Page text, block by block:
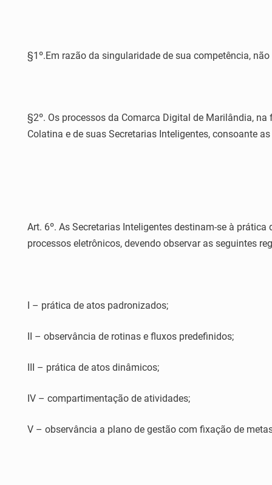
§1º.Em razão da singularidade de sua competência,
§2º. Os processos da Comarca Digital de Marilândia,
Colatina e de suas Secretarias Inteligentes, consoante
Art. 6º. As Secretarias Inteligentes destinam-se à
processos eletrônicos, devendo observar as seguintes
I – prática de atos padronizados;
II – observância de rotinas e fluxos predefinidos;
III – prática de atos dinâmicos;
IV – compartimentação de atividades;
V – observância a plano de gestão com fixação de